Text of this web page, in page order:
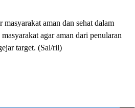
aman dan sehat dalam
agar aman dari penularan
target. (Sal/ril)